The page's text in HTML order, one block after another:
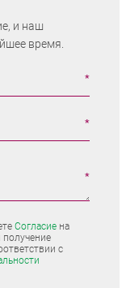
и наш
время.
Согласиена
с